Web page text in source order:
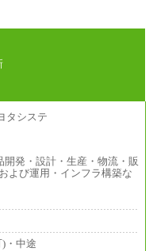
開発・設計・生産・物流・販
よび運用・インフラ構築な
・中途